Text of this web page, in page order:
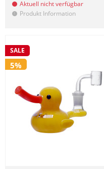
Aktuell nicht verfügbar
! Produkt Information
SALE
5%